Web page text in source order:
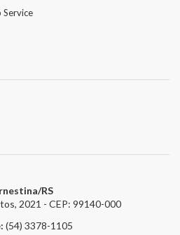
Service
RS
2021 - CEP: 99140-000
(54) 3378-1105